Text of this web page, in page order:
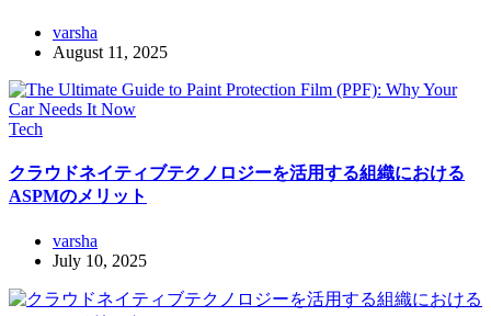
varsha
August 11, 2025
Tech
クラウドネイティブテクノロジーを活用する組織における
ASPMのメリット
varsha
July 10, 2025